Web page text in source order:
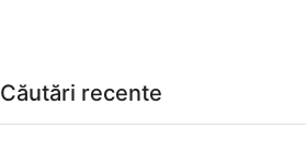
Căutări recente